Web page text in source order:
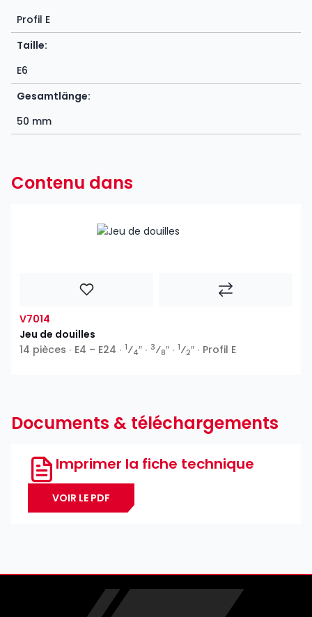
Profil E
Taille:
E6
Gesamtlänge:
50 mm
Contenu dans
V7014
Jeu de douilles
14 pièces ∙ E4 – E24 ∙ 1⁄4″ ∙ 3⁄8″ ∙ 1⁄2″ ∙ Profil E
Documents & téléchargements
Imprimer la fiche technique
VOIR LE PDF